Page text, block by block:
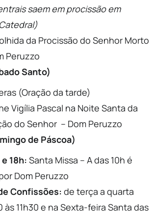
saem em procissão em
da Procissão do Senhor Morto
Peruzzo
Santo)
(Oração da tarde)
Vigília Pascal na Noite Santa da
do Senhor – Dom Peruzzo
de Páscoa)
18h: Santa Missa – A das 10h é
Dom Peruzzo
Confissões: de terça a quarta
às 11h30 e na Sexta-feira Santa das